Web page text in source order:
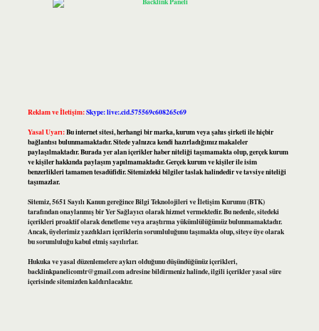
Reklam ve İletişim:Skype: live:.cid.575569c608265c69
Yasal Uyarı:Bu internet sitesi, herhangi bir marka, kurum veya şahıs şirketi ile hiçbir
bağlantısı bulunmamaktadır. Sitede yalnızca kendi hazırladığımız makaleler
paylaşılmaktadır. Burada yer alan içerikler haber niteliği taşımamakta olup, gerçek kurum
ve kişiler hakkında paylaşım yapılmamaktadır. Gerçek kurum ve kişiler ile isim
benzerlikleri tamamen tesadüfidir. Sitemizdeki bilgiler taslak halindedir ve tavsiye niteliği
taşımazlar.
Sitemiz, 5651 Sayılı Kanun gereğince Bilgi Teknolojileri ve İletişim Kurumu (BTK)
tarafından onaylanmış bir Yer Sağlayıcı olarak hizmet vermektedir. Bu nedenle, sitedeki
içerikleri proaktif olarak denetleme veya araştırma yükümlülüğümüz bulunmamaktadır.
Ancak, üyelerimiz yazdıkları içeriklerin sorumluluğunu taşımakta olup, siteye üye olarak
bu sorumluluğu kabul etmiş sayılırlar.
Hukuka ve yasal düzenlemelere aykırı olduğunu düşündüğünüz içerikleri,
backlinkpanelicomtr@gmail.comadresine bildirmeniz halinde, ilgili içerikler yasal süre
içerisinde sitemizden kaldırılacaktır.